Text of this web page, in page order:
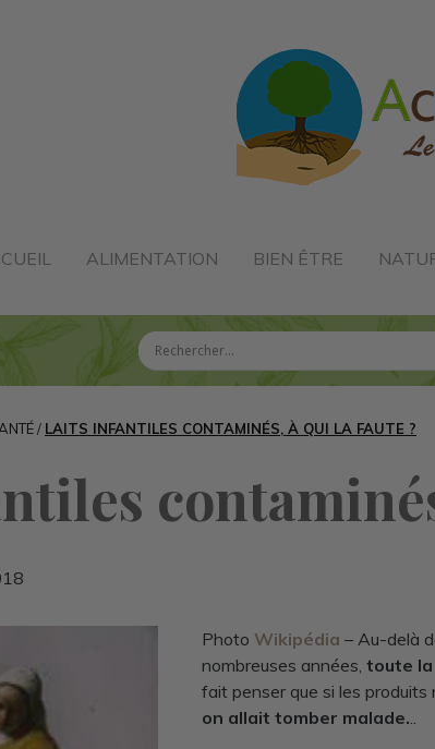
ALIMENTATION BIEN ÊTRE
/ LAITS INFANTILES CONTAMINÉS, À QUI LA FAUTE ?
Photo Wikipédia – Au-delà
nombreuses années, toute
fait penser que si les produits
on allait tomber malade...